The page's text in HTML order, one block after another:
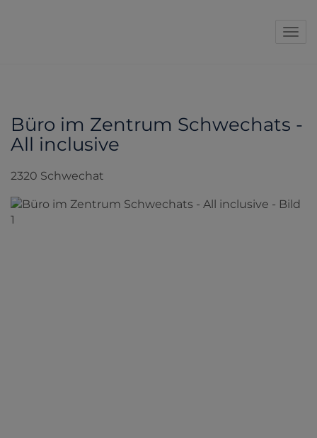
Büro im Zentrum Schwechats -
All inclusive
2320 Schwechat